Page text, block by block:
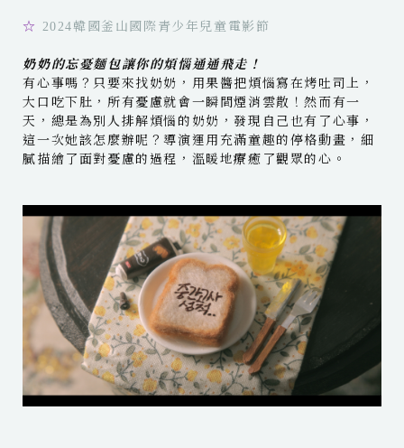
☆ 2024韓國釜山國際青少年兒童電影節
奶奶的忘憂麵包讓你的煩惱通通飛走！
有心事嗎？只要來找奶奶，用果醬把煩惱寫在烤吐司上，
大口吃下肚，所有憂慮就會一瞬間煙消雲散！然而有一
天，總是為別人排解煩惱的奶奶，發現自己也有了心事，
這一次她該怎麼辦呢？導演運用充滿童趣的停格動畫，細
膩描繪了面對憂慮的過程，溫暖地療癒了觀眾的心。